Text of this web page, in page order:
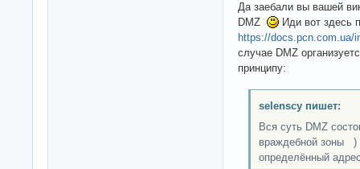
Да заебали вы вашей
DMZ
Иди вот здесь
https://docs.pcn.com.ua/
случае DMZ
принципу:
selenscy пишет:
Вся суть DMZ
враждебной зоны )
определённый